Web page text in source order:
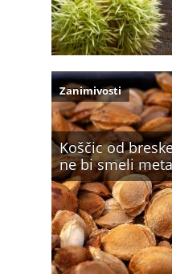
Koščic od
ne bi smeli
Zanimivosti